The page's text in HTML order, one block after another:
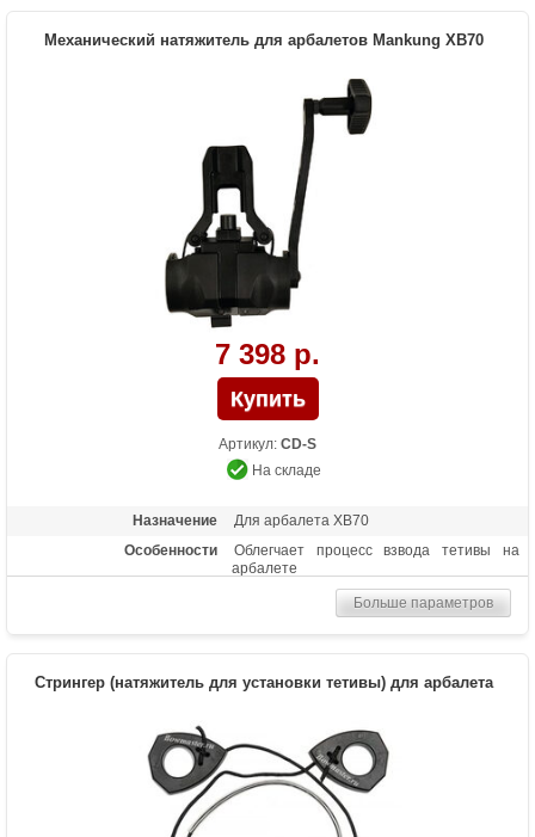
Механический натяжитель для арбалетов Mankung XB70
7 398 р.
Артикул: CD-S
На складе
Назначение
Для арбалета XB70
Особенности
Облегчает процесс взвода тетивы на
арбалете
Больше параметров
Стрингер (натяжитель для установки тетивы) для арбалета